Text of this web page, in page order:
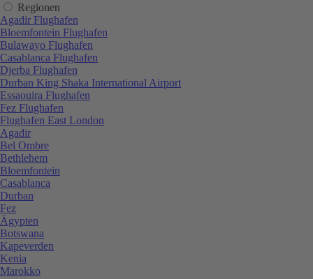
Regionen
Agadir Flughafen
Bloemfontein Flughafen
Bulawayo Flughafen
Casablanca Flughafen
Djerba Flughafen
Durban King Shaka International Airport
Essaouira Flughafen
Fez Flughafen
Flughafen East London
Agadir
Bel Ombre
Bethlehem
Bloemfontein
Casablanca
Durban
Fez
Ägypten
Botswana
Kapeverden
Kenia
Marokko